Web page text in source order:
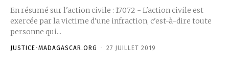
En résumé sur l'action civile : 17072 - L'action civile est
exercée par la victime d'une infraction, c'est-à-dire toute
personne qui...
JUSTICE-MADAGASCAR.ORG - 27 JUILLET 2019